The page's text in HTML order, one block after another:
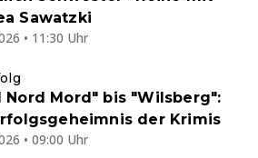
Sawatzki
• 11:30 Uhr
Nord Mord" bis "Wilsberg":
der Krimis
• 09:00 Uhr